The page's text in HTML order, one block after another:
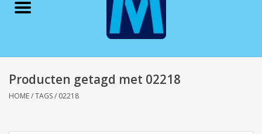
Merken
Wonen/koken/huishouden
Producten getagd met 02218
HOME/TAGS/ 02218